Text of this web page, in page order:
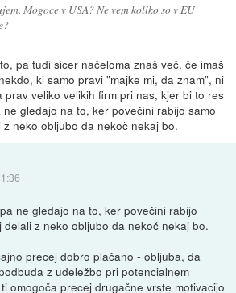
Mogoce v USA? Ne vem koliko so v EU
pa tudi sicer načeloma znaš več, če imaš
ki samo pravi "majke mi, da znam", ni
prav veliko velikih firm pri nas, kjer bi to res
gledajo na to, ker povečini rabijo samo
neko obljubo da nekoč nekaj bo.
ne gledajo na to, ker povečini rabijo
delali z neko obljubo da nekoč nekaj bo.
precej dobro plačano - obljuba, da
z udeležbo pri potencialnem
omogoča precej drugačne vrste motivacijo